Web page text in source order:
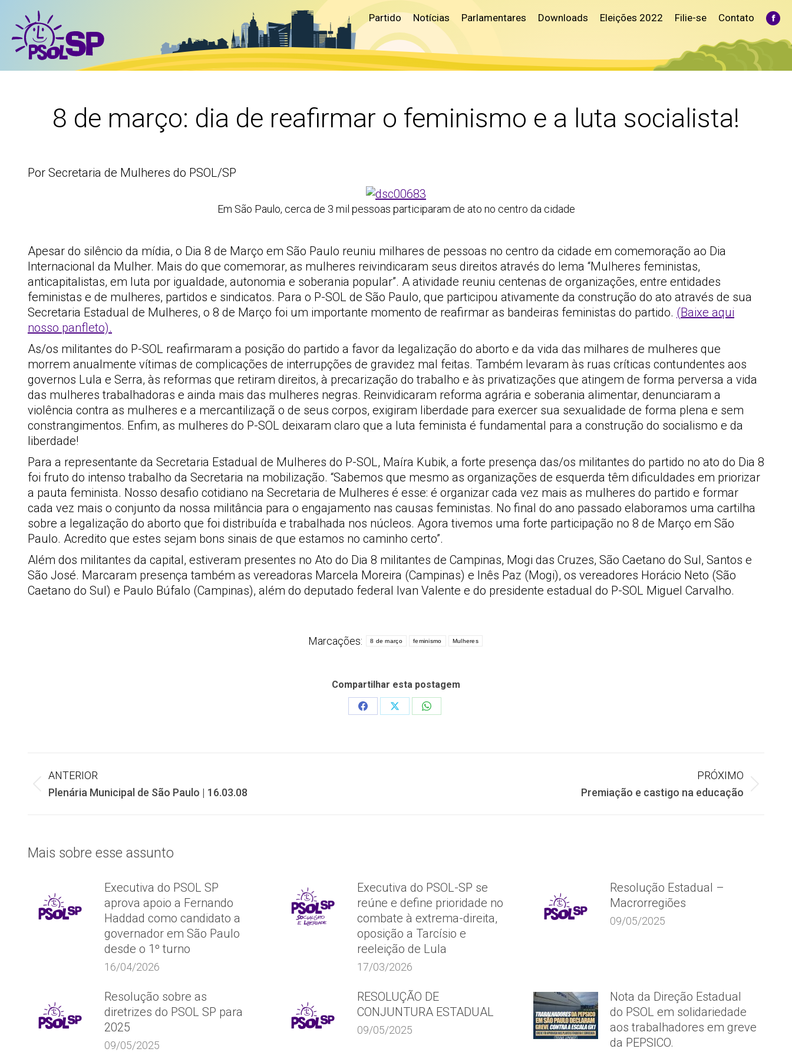
Partido Notícias Parlamentares Downloads Eleições 2022 Filie-se Contato
8 de março: dia de reafirmar o feminismo e a luta socialista!
Por Secretaria de Mulheres do PSOL/SP
Em São Paulo, cerca de 3 mil pessoas participaram de ato no centro da cidade
Apesar do silêncio da mídia, o Dia 8 de Março em São Paulo reuniu milhares de pessoas no centro da cidade em comemoração ao Dia
Internacional da Mulher. Mais do que comemorar, as mulheres reivindicaram seus direitos através do lema “Mulheres feministas,
anticapitalistas, em luta por igualdade, autonomia e soberania popular”. A atividade reuniu centenas de organizações, entre entidades
feministas e de mulheres, partidos e sindicatos. Para o P-SOL de São Paulo, que participou ativamente da construção do ato através de sua
Secretaria Estadual de Mulheres, o 8 de Março foi um importante momento de reafirmar as bandeiras feministas do partido. (Baixe aqui
nosso panfleto).
As/os militantes do P-SOL reafirmaram a posição do partido a favor da legalização do aborto e da vida das milhares de mulheres que
morrem anualmente vítimas de complicações de interrupções de gravidez mal feitas. Também levaram às ruas críticas contundentes aos
governos Lula e Serra, às reformas que retiram direitos, à precarização do trabalho e às privatizações que atingem de forma perversa a vida
das mulheres trabalhadoras e ainda mais das mulheres negras. Reinvidicaram reforma agrária e soberania alimentar, denunciaram a
violência contra as mulheres e a mercantilizaçã o de seus corpos, exigiram liberdade para exercer sua sexualidade de forma plena e sem
constrangimentos. Enfim, as mulheres do P-SOL deixaram claro que a luta feminista é fundamental para a construção do socialismo e da
liberdade!
Para a representante da Secretaria Estadual de Mulheres do P-SOL, Maíra Kubik, a forte presença das/os militantes do partido no ato do Dia 8
foi fruto do intenso trabalho da Secretaria na mobilização. “Sabemos que mesmo as organizações de esquerda têm dificuldades em priorizar
a pauta feminista. Nosso desafio cotidiano na Secretaria de Mulheres é esse: é organizar cada vez mais as mulheres do partido e formar
cada vez mais o conjunto da nossa militância para o engajamento nas causas feministas. No final do ano passado elaboramos uma cartilha
sobre a legalização do aborto que foi distribuída e trabalhada nos núcleos. Agora tivemos uma forte participação no 8 de Março em São
Paulo. Acredito que estes sejam bons sinais de que estamos no caminho certo”.
Além dos militantes da capital, estiveram presentes no Ato do Dia 8 militantes de Campinas, Mogi das Cruzes, São Caetano do Sul, Santos e
São José. Marcaram presença também as vereadoras Marcela Moreira (Campinas) e Inês Paz (Mogi), os vereadores Horácio Neto (São
Caetano do Sul) e Paulo Búfalo (Campinas), além do deputado federal Ivan Valente e do presidente estadual do P-SOL Miguel Carvalho.
Marcações: 8 de março feminismo Mulheres
Compartilhar esta postagem
Share
Share
Share
Navegação
de
post:
ANTERIOR
Post
Plenária Municipal de São Paulo | 16.03.08
PRÓXIMO
Premiação e castigo na educação
Mais sobre esse assunto
Executiva do PSOL SP
aprova apoio a Fernando
Haddad como candidato a
governador em São Paulo
desde o 1º turno
16/04/2026
Executiva do PSOL-SP se
reúne e define prioridade no
combate à extrema-direita,
oposição a Tarcísio e
reeleição de Lula
17/03/2026
Resolução Estadual –
Macrorregiões
09/05/2025
Resolução sobre as
diretrizes do PSOL SP para
2025
09/05/2025
RESOLUÇÃO DE
CONJUNTURA ESTADUAL
09/05/2025
Nota da Direção Estadual
do PSOL em solidariedade
aos trabalhadores em greve
da PEPSICO.